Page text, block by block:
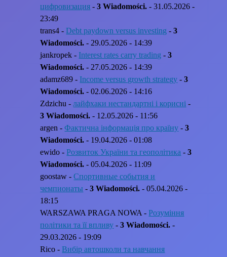
цифровизация -3 Wiadomości. - 31.05.2026 -
23:49
trans4 -Debt paydown versus investing -3
Wiadomości. - 29.05.2026 - 14:39
jankropek - Interest rates carry trading -3
Wiadomości. - 27.05.2026 - 14:39
adamz689 - Income versus growth strategy -3
Wiadomości. - 02.06.2026 - 14:16
Zdzichu -лайфхаки нестандартні і корисні -
3 Wiadomości. - 12.05.2026 - 11:56
argen -Фактична інформація про країну -3
Wiadomości. - 19.04.2026 - 01:08
ewido -Розвиток України та геополітика -3
Wiadomości. - 05.04.2026 - 11:09
goostaw -Спортивные события и
чемпионаты -3 Wiadomości. - 05.04.2026 -
18:15
WARSZAWA PRAGA NOWA -Розуміння
політики та її впливу -3 Wiadomości. -
29.03.2026 - 19:09
Rico -Вибір автошколи та навчання